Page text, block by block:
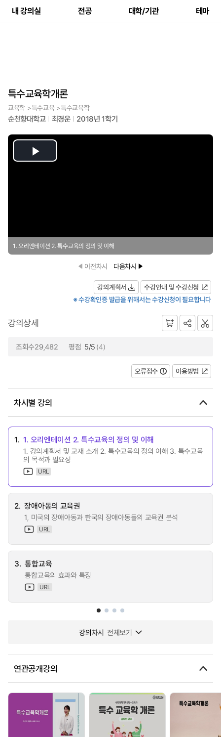
내 강의실 전공 대학/기관 테마
특수교육학개론
교육학 >특수교육 >특수교육학
순천향대학교 최경운 2018년 1학기
Play
1. 오리엔테이션 2. 특수교육의 정의 및 이해
이전차시 다음차시
강의계획서
수강안내 및 수강신청
※ 수강확인증 발급을 위해서는 수강신청이 필요합니다
강의상세
조회수29,482 평점 5/5 (4)
오류접수 이용방법
차시별 강의
1. 1. 오리엔테이션 2. 특수교육의 정의 및 이해
1. 강의계획서 및 교재 소개 2. 특수교육의 정의 이해 3. 특수교육
의 목적과 필요성
URL
2. 장애아동의 교육권
1, 미국의 장애아동과 한국의 장애아동들의 교육권 분석
URL
3. 통합교육
통합교육의 효과와 특징
URL
강의차시 전체보기
연관공개강의